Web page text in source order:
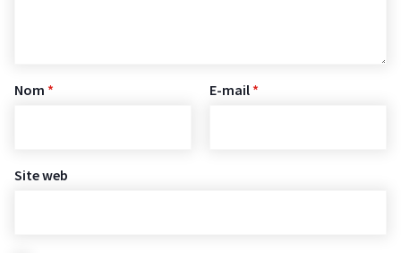
Nom * E-mail *
Site web